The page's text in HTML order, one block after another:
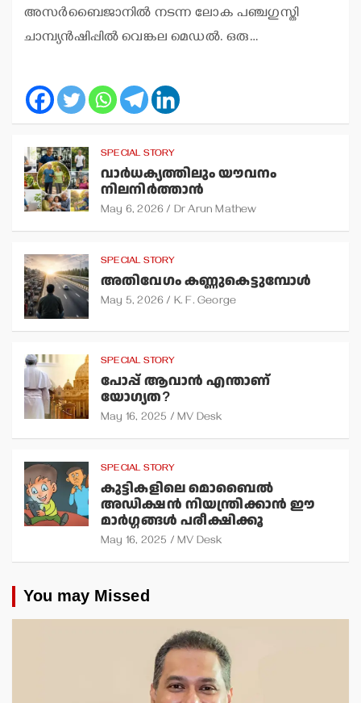
അസര്‍ബൈജാനില്‍ നടന്ന ലോക പഞ്ചഗുസ്തി
ചാമ്പ്യന്‍ഷിപ്പില്‍ വെങ്കല മെഡല്‍. ഒരു…
SPECIAL STORY
വാര്‍ധക്യത്തിലും യൗവനം
നിലനിര്‍ത്താന്‍
May 6, 2026 Dr Arun Mathew
SPECIAL STORY
അതിവേഗം കണ്ണുകെട്ടുമ്പോള്‍
May 5, 2026 K. F. George
SPECIAL STORY
പോപ്പ് ആവാന്‍ എന്താണ്
യോഗ്യത?
May 16, 2025 MV Desk
SPECIAL STORY
കുട്ടികളിലെ മൊബൈല്‍
അഡിക്ഷന്‍ നിയന്ത്രിക്കാന്‍ ഈ
മാര്‍ഗ്ഗങ്ങള്‍ പരീക്ഷിക്കൂ
May 16, 2025 MV Desk
You may Missed